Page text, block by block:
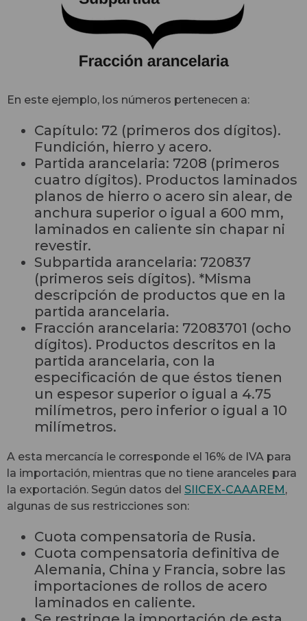
En este ejemplo, los números pertenecen a:
Capítulo: 72 (primeros dos dígitos).
Fundición, hierro y acero.
Partida arancelaria: 7208 (primeros
cuatro dígitos). Productos laminados
planos de hierro o acero sin alear, de
anchura superior o igual a 600 mm,
laminados en caliente sin chapar ni
revestir.
Subpartida arancelaria: 720837
(primeros seis dígitos). *Misma
descripción de productos que en la
partida arancelaria.
Fracción arancelaria: 72083701 (ocho
dígitos). Productos descritos en la
partida arancelaria, con la
especificación de que éstos tienen
un espesor superior o igual a 4.75
milímetros, pero inferior o igual a 10
milímetros.
A esta mercancía le corresponde el 16% de IVA para
la importación, mientras que no tiene aranceles para
la exportación. Según datos del SIICEX-CAAAREM,
algunas de sus restricciones son:
Cuota compensatoria de Rusia.
Cuota compensatoria definitiva de
Alemania, China y Francia, sobre las
importaciones de rollos de acero
laminados en caliente.